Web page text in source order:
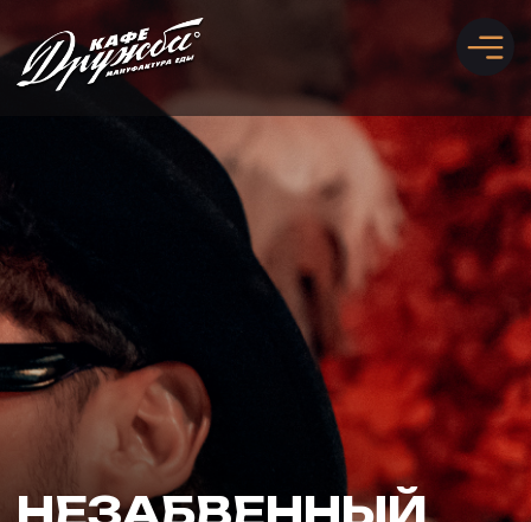
Забронировать стол Рассчитать банкет
НЕЗАБВЕННЫЙ
МАЛЬЧИШНИК,
КОТОРЫЙ СТАНЕТ
НАСТОЯЩИМ
ПРИКЛЮЧЕНИЕМ!